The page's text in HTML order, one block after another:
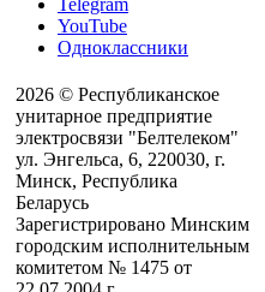
YouTube
Одноклассники
2026 © Республиканское
унитарное предприятие
электросвязи "Белтелеком"
ул. Энгельса, 6, 220030, г.
Минск, Республика
Беларусь
Зарегистрировано Минским
городским исполнительным
комитетом № 1475 от